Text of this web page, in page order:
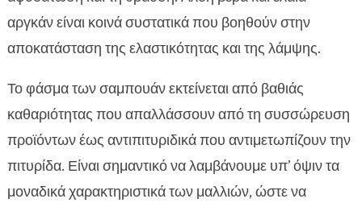
αργκάν είναι κοινά συστατικά που βοηθούν στην
αποκατάσταση της ελαστικότητας και της λάμψης.
Το φάσμα των σαμπουάν εκτείνεται από βαθιάς
καθαριότητας που απαλλάσσουν από τη συσσώρευση
προϊόντων έως αντιπιτυριδικά που αντιμετωπίζουν την
πιτυρίδα. Είναι σημαντικό να λαμβάνουμε υπ’ όψιν τα
μοναδικά χαρακτηριστικά των μαλλιών, ώστε να